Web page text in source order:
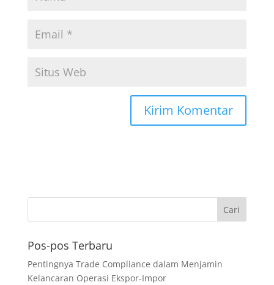
Pos-pos Terbaru
Pentingnya Trade Compliance dalam Menjamin
Kelancaran Operasi Ekspor-Impor